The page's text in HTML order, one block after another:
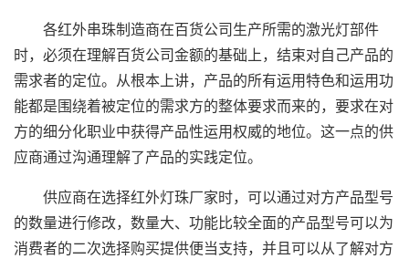
各红外串珠制造商在百货公司生产所需的激光灯部件
时，必须在理解百货公司金额的基础上，结束对自己产品的
需求者的定位。从根本上讲，产品的所有运用特色和运用功
能都是围绕着被定位的需求方的整体要求而来的，要求在对
方的细分化职业中获得产品性运用权威的地位。这一点的供
应商通过沟通理解了产品的实践定位。
供应商在选择红外灯珠厂家时，可以通过对方产品型号
的数量进行修改，数量大、功能比较全面的产品型号可以为
消费者的二次选择购买提供便当支持，并且可以从了解对方